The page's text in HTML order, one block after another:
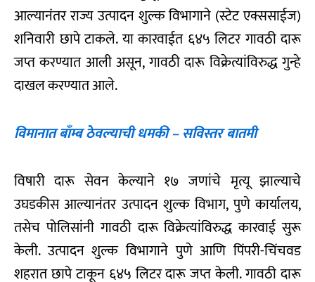
आल्यानंतर राज्य उत्पादन शुल्क विभागाने (स्टेट एक्ससाईज)
शनिवारी छापे टाकले. या कारवाईत ६४५ लिटर गावठी दारू
जप्त करण्यात आली असून, गावठी दारू विक्रेत्यांविरुद्ध गुन्हे
दाखल करण्यात आले.
विमानात बाँम्ब ठेवल्याची धमकी – सविस्तर बातमी
विषारी दारू सेवन केल्याने १७ जणांचे मृत्यू झाल्याचे
उघडकीस आल्यानंतर उत्पादन शुल्क विभाग, पुणे कार्यालय,
तसेच पोलिसांनी गावठी दारू विक्रेत्यांविरुद्ध कारवाई सुरू
केली. उत्पादन शुल्क विभागाने पुणे आणि पिंपरी-चिंचवड
शहरात छापे टाकून ६४५ लिटर दारू जप्त केली. गावठी दारू